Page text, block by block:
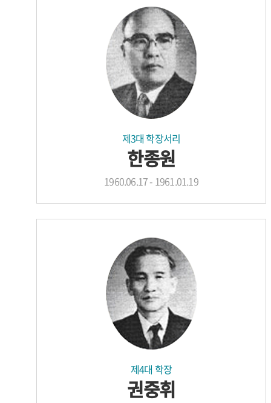
제3대 학장서리
한종원
1960.06.17 - 1961.01.19
제4대 학장
권중휘